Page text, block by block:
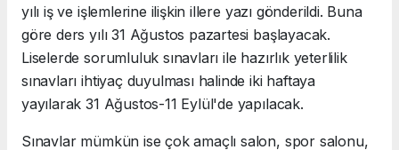
yılı iş ve işlemlerine ilişkin illere yazı gönderildi. Buna
göre ders yılı 31 Ağustos pazartesi başlayacak.
Liselerde sorumluluk sınavları ile hazırlık yeterlilik
sınavları ihtiyaç duyulması halinde iki haftaya
yayılarak 31 Ağustos-11 Eylül'de yapılacak.
Sınavlar mümkün ise çok amaçlı salon, spor salonu,